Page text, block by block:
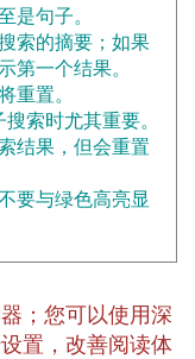
句子。
索的摘要；如果
一个结果。
置。
索时尤其重要。
结果，但会重置
要与绿色高亮显
；您可以使用深
置，改善阅读体